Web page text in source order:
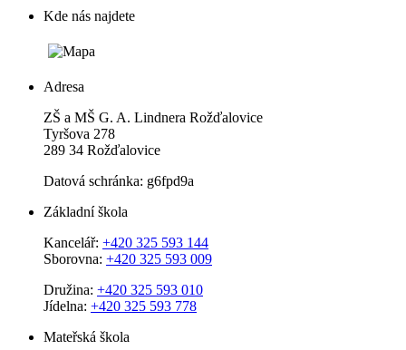
Kde nás najdete
Adresa
ZŠ a MŠ G. A. Lindnera Rožďalovice
Tyršova 278
289 34 Rožďalovice
Datová schránka: g6fpd9a
Základní škola
Kancelář: +420 325 593 144
Sborovna: +420 325 593 009
Družina: +420 325 593 010
Jídelna: +420 325 593 778
Mateřská škola